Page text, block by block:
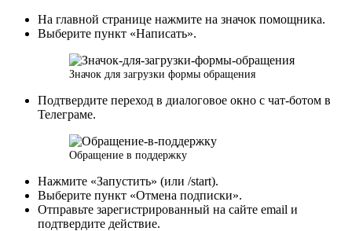
На главной странице нажмите на значок помощника.
Выберите пункт «Написать».
Значок для загрузки формы обращения
Подтвердите переход в диалоговое окно с чат-ботом в
Телеграме.
Обращение в поддержку
Нажмите «Запустить» (или /start).
Выберите пункт «Отмена подписки».
Отправьте зарегистрированный на сайте email и
подтвердите действие.